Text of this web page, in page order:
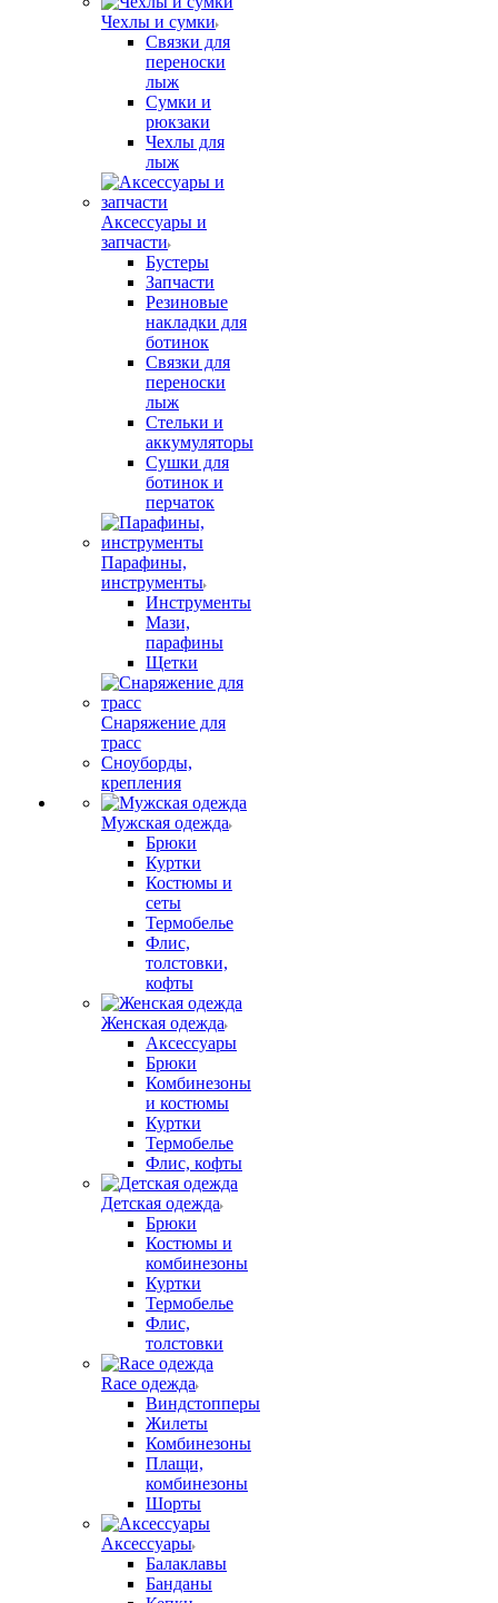
Чехлы и сумки
Связки для
переноски
лыж
Сумки и
рюкзаки
Чехлы для
лыж
Аксессуары и
запчасти
Бустеры
Запчасти
Резиновые
накладки для
ботинок
Связки для
переноски
лыж
Стельки и
аккумуляторы
Сушки для
ботинок и
перчаток
Парафины,
инструменты
Инструменты
Мази,
парафины
Щетки
Снаряжение для
трасс
Сноуборды,
крепления
Мужская одежда
Брюки
Куртки
Костюмы и
сеты
Термобелье
Флис,
толстовки,
кофты
Женская одежда
Аксессуары
Брюки
Комбинезоны
и костюмы
Куртки
Термобелье
Флис, кофты
Детская одежда
Брюки
Костюмы и
комбинезоны
Куртки
Термобелье
Флис,
толстовки
Race одежда
Виндстопперы
Жилеты
Комбинезоны
Плащи,
комбинезоны
Шорты
Аксессуары
Балаклавы
Банданы